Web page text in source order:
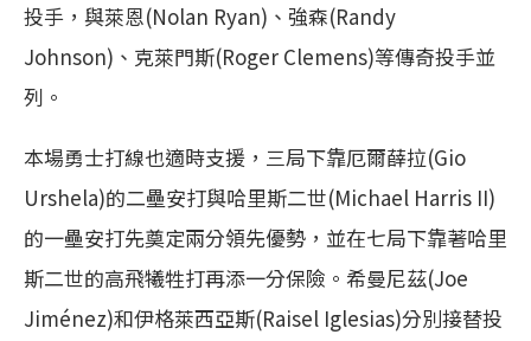
投手，與萊恩(Nolan Ryan)、強森(Randy
Johnson)、克萊門斯(Roger Clemens)等傳奇投手並
列。
本場勇士打線也適時支援，三局下靠厄爾薛拉(Gio
Urshela)的二壘安打與哈里斯二世(Michael Harris II)
的一壘安打先奠定兩分領先優勢，並在七局下靠著哈里
斯二世的高飛犧牲打再添一分保險。希曼尼茲(Joe
Jiménez)和伊格萊西亞斯(Raisel Iglesias)分別接替投